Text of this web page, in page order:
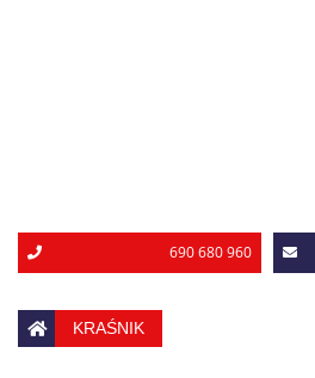
690 680 960
KRAŚNIK